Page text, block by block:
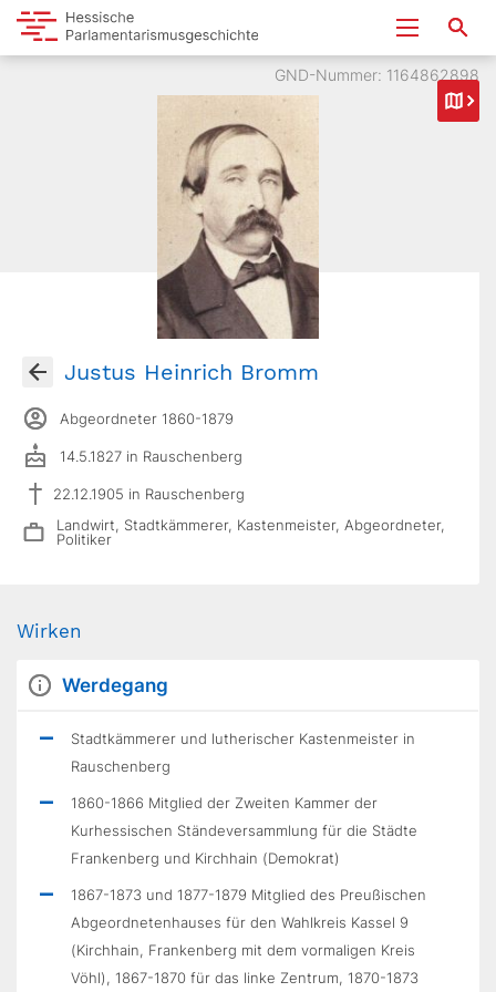
GND-Nummer: 1164862898
Justus Heinrich Bromm
Abgeordneter 1860-1879
14.5.1827 in Rauschenberg
22.12.1905 in Rauschenberg
Landwirt, Stadtkämmerer, Kastenmeister, Abgeordneter,
Politiker
Wirken
Werdegang
Stadtkämmerer und lutherischer Kastenmeister in
Rauschenberg
1860-1866 Mitglied der Zweiten Kammer der
Kurhessischen Ständeversammlung für die Städte
Frankenberg und Kirchhain (Demokrat)
1867-1873 und 1877-1879 Mitglied des Preußischen
Abgeordnetenhauses für den Wahlkreis Kassel 9
(Kirchhain, Frankenberg mit dem vormaligen Kreis
Vöhl), 1867-1870 für das linke Zentrum, 1870-1873